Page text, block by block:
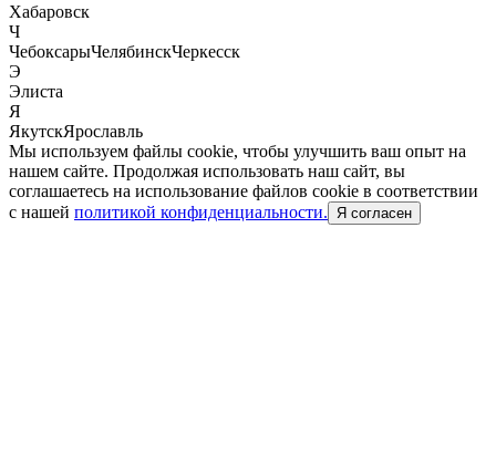
Хабаровск
Ч
ЧебоксарыЧелябинскЧеркесск
Э
Элиста
Я
ЯкутскЯрославль
Мы используем файлы cookie, чтобы улучшить ваш опыт на
нашем сайте. Продолжая использовать наш сайт, вы
соглашаетесь на использование файлов cookie в соответствии
с нашей политикой конфиденциальности. Я согласен